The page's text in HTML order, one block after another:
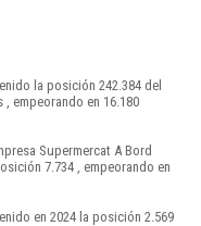
la posición 242.384 del
, empeorando en 16.180
Supermercat A Bord
7.734 , empeorando en
en 2024 la posición 2.569